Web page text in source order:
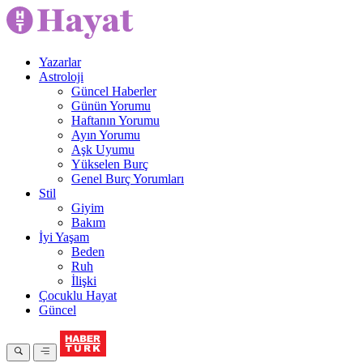
Yazarlar
Astroloji
Güncel Haberler
Günün Yorumu
Haftanın Yorumu
Ayın Yorumu
Aşk Uyumu
Yükselen Burç
Genel Burç Yorumları
Stil
Giyim
Bakım
İyi Yaşam
Beden
Ruh
İlişki
Çocuklu Hayat
Güncel